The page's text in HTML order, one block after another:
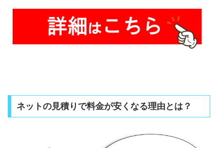
ネットの見積りで料金が安くなる理由とは？